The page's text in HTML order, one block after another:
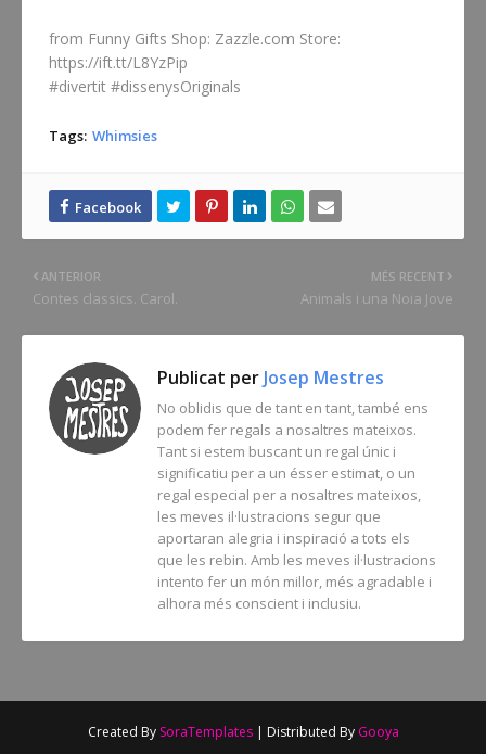
from Funny Gifts Shop: Zazzle.com Store:
https://ift.tt/L8YzPip
#divertit #dissenysOriginals
Tags: Whimsies
MÉS RECENT
Animals i una Noia Jove
ANTERIOR
Contes classics. Carol.
Publicat per Josep Mestres
No oblidis que de tant en tant, també ens
podem fer regals a nosaltres mateixos.
Tant si estem buscant un regal únic i
significatiu per a un ésser estimat, o un
regal especial per a nosaltres mateixos,
les meves il·lustracions segur que
aportaran alegria i inspiració a tots els
que les rebin. Amb les meves il·lustracions
intento fer un món millor, més agradable i
alhora més conscient i inclusiu.
Created By SoraTemplates| Distributed By Gooya